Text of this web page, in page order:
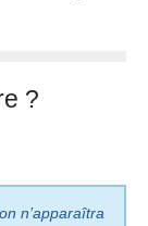
?
n’apparaîtra